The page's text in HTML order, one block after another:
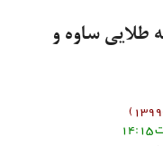
ساوه و